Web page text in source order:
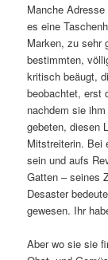
Manche
es eine
Marken, zu sehr
bestimmten,
kritisch beäugt,
beobachtet, erst
nachdem sie
gebeten, diesen
Mitstreiterin. Bei
sein und aufs
Gatten – seines
Desaster
gewesen. Ihr
Aber wo sie sie